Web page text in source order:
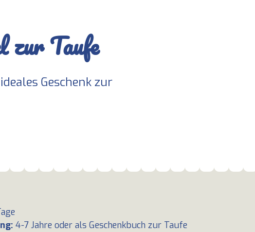
zur Taufe
Geschenk zur
: 4-7 Jahre oder als Geschenkbuch zur Taufe